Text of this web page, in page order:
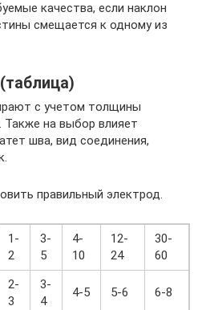
качества, если наклон
смещается к одному из
с учетом толщины
Также на выбор влияет
шва, вид соединения,
правильный электрод.
1-
2
3-
5
4-
10
12-
24
30-
60
2-
3
3-
4
4-5 5-6 6-8